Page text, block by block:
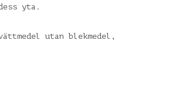
yta.
utan blekmedel,